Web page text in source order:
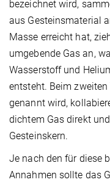
bezeichnet wird,
aus Gesteins­material
Masse erreicht hat,
umgebende Gas an,
Wasserstoff und
entsteht. Beim zweiten
genannt wird,
dichtem Gas direkt
Gesteinskern.
Je nach den für diese
Annahmen sollte das